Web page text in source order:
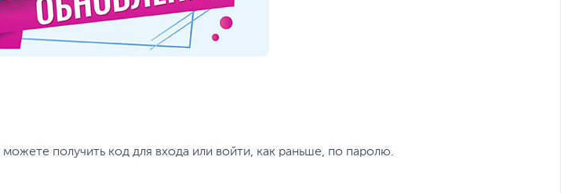
получить код для входа или войти, как раньше, по паролю.